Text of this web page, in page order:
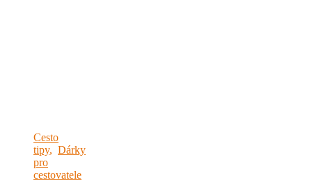
Cesto
tipy, Dárky
pro
cestovatele